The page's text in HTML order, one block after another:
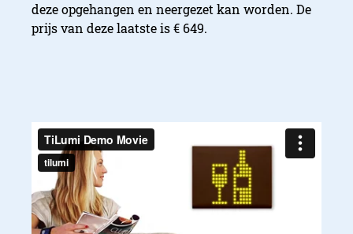
deze opgehangen en neergezet kan worden. De
prijs van deze laatste is € 649.